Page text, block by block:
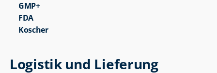
GMP+
FDA
Koscher
Logistik und Lieferung